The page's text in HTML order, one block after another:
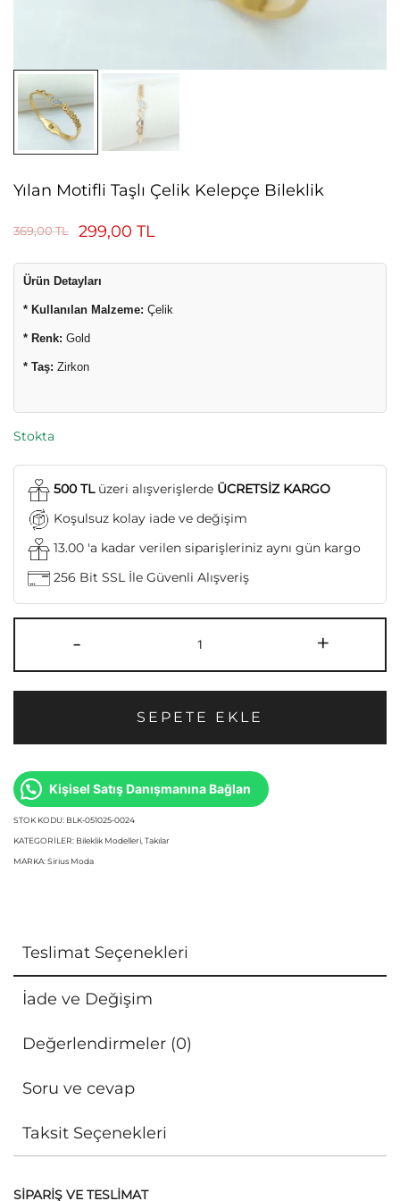
Yılan Motifli Taşlı Çelik Kelepçe Bileklik
369,00TL 299,00 TL
Ürün Detayları
* Kullanılan Malzeme: Çelik
* Renk: Gold
* Taş: Zirkon
Stokta
500 TLüzeri alışverişlerde ÜCRETSİZ KARGO
Koşulsuz kolay iade ve değişim
13.00 'a kadar verilen siparişleriniz aynı gün kargo
256 Bit SSL İle Güvenli Alışveriş
- +
SEPETE EKLE
Kişisel Satış Danışmanına Bağlan
STOK KODU: BLK-051025-0024
KATEGORILER: Bileklik Modelleri Takılar
MARKA:Sirius Moda
Teslimat Seçenekleri
İade ve Değişim
Değerlendirmeler (0)
Soru ve cevap
Taksit Seçenekleri
SİPARİŞ VE TESLİMAT